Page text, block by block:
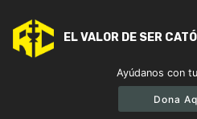
EL VALOR DE SER
Ayúdanos con
Dona
Mons. Calderón: